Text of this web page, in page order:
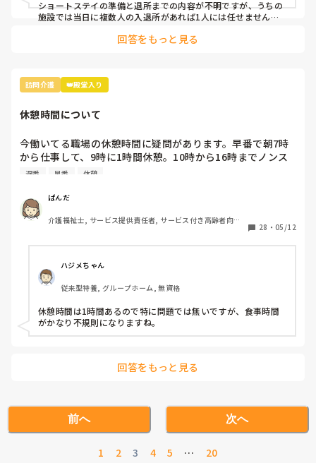
て伝えたら笑われ「原因分かってんなら測らなくていい」と
ショートステイの準備と退所までの内容が不明ですが、うちの
施設では当日に複数人の入退所があれば1人には任せません。
無責任に割り振りされたら困りますね。間違えがあってからで
血圧測定して支障でもあるの？車酔いで嘔吐でも他に何か原因
があって車酔いにつながったかもしれないし。
回答をもっと見る
訪問介護 👑殿堂入り
休憩時間について
今働いてる職場の休憩時間に疑問があります。早番で朝7時
から仕事して、9時に1時間休憩。10時から16時までノンス
トップで仕事になります。また遅番の時も12時から仕事で早
す。こういう休憩の取り方はありですかね？
遅番 早番 休憩
ぱんだ
介護福祉士, サービス提供責任者, サービス付き高齢者向け
28 ・ 05/12
ハジメちゃん
従来型特養, グループホーム, 無資格
休憩時間は1時間あるので特に問題では無いですが、食事時間
がかなり不規則になりますね。
回答をもっと見る
前へ
1 2 3 4 5 … 20
次へ